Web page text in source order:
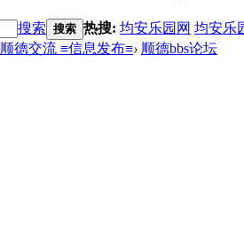
搜索 搜索 热搜: 均安乐园网 均安乐
顺德交流 ≡信息发布≡› 顺德bbs论坛